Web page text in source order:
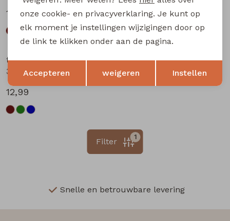
12,99
12,99
flinq newborn
3312201 W20304 baby jongens lange broek Marine
12,99
1
Filter
Snelle en betrouwbare levering
Terug Opslaan
onze cookie- en privacyverklaring. Je kunt op
elk moment je instellingen wijzigingen door op
de link te klikken onder aan de pagina.
Accepteren weigeren Instellen